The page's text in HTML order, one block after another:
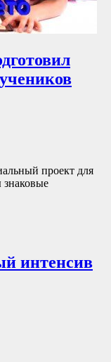
проект для
интенсив